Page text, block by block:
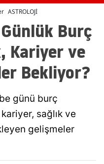
ASTROLOJİ
Burç
Kariyer ve
Bekliyor?
günü burç
sağlık ve
gelişmeler